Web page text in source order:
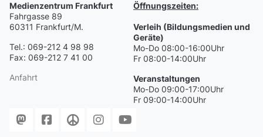
Medienzentrum Frankfurt
Fahrgasse 89
60311 Frankfurt/M.
Tel.: 069-212 4 98 98
Fax: 069-212 7 41 00
Anfahrt
Öffnungszeiten:
Verleih (Bildungsmedien und
Geräte)
Mo-Do 08:00-16:00Uhr
Fr 08:00-14:00Uhr
Veranstaltungen
Mo-Do 09:00-17:00Uhr
Fr 09:00-14:00Uhr